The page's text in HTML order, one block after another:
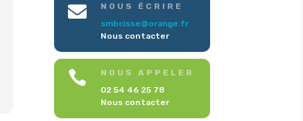

NOUS ÉCRIRE
smbcisse@orange.fr
Nous contacter

NOUS APPELER
02 54 46 25 78
Nous contacter